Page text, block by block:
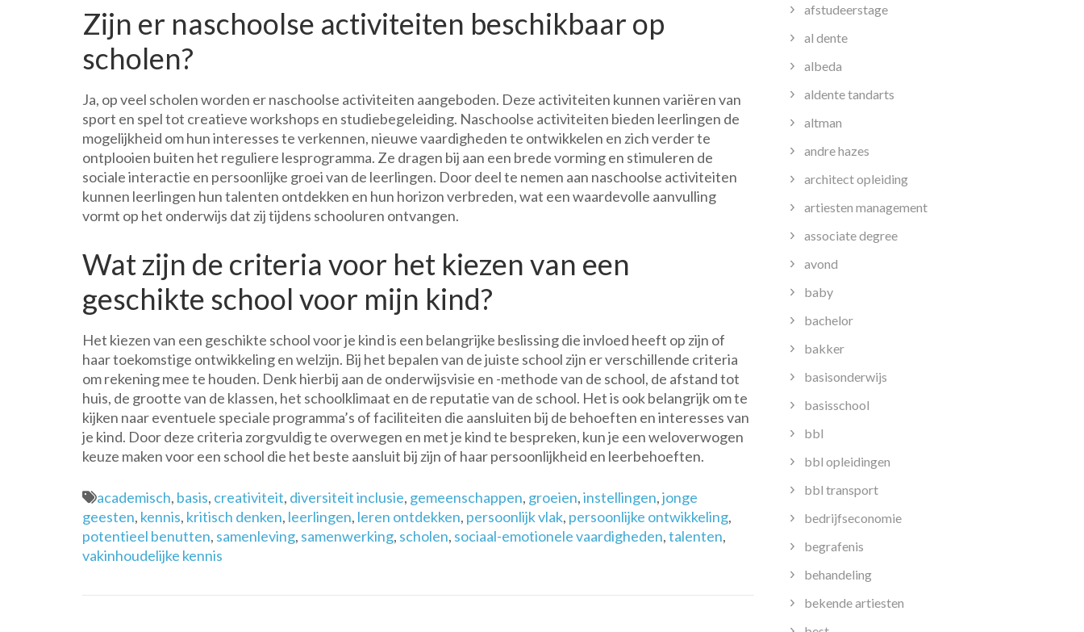
Zijn er naschoolse activiteiten beschikbaar op
scholen?
Ja, op veel scholen worden er naschoolse activiteiten aangeboden. Deze activiteiten kunnen variëren van
sport en spel tot creatieve workshops en studiebegeleiding. Naschoolse activiteiten bieden leerlingen de
mogelijkheid om hun interesses te verkennen, nieuwe vaardigheden te ontwikkelen en zich verder te
ontplooien buiten het reguliere lesprogramma. Ze dragen bij aan een brede vorming en stimuleren de
sociale interactie en persoonlijke groei van de leerlingen. Door deel te nemen aan naschoolse activiteiten
kunnen leerlingen hun talenten ontdekken en hun horizon verbreden, wat een waardevolle aanvulling
vormt op het onderwijs dat zij tijdens schooluren ontvangen.
Wat zijn de criteria voor het kiezen van een
geschikte school voor mijn kind?
Het kiezen van een geschikte school voor je kind is een belangrijke beslissing die invloed heeft op zijn of
haar toekomstige ontwikkeling en welzijn. Bij het bepalen van de juiste school zijn er verschillende criteria
om rekening mee te houden. Denk hierbij aan de onderwijsvisie en -methode van de school, de afstand tot
huis, de grootte van de klassen, het schoolklimaat en de reputatie van de school. Het is ook belangrijk om te
kijken naar eventuele speciale programma’s of faciliteiten die aansluiten bij de behoeften en interesses van
je kind. Door deze criteria zorgvuldig te overwegen en met je kind te bespreken, kun je een weloverwogen
keuze maken voor een school die het beste aansluit bij zijn of haar persoonlijkheid en leerbehoeften.
academisch, basis, creativiteit, diversiteit inclusie, gemeenschappen, groeien,instellingen,jonge
geesten, kennis, kritisch denken, leerlingen, leren ontdekken, persoonlijk vlak, persoonlijke ontwikkeling,
potentieel benutten, samenleving, samenwerking, scholen, sociaal-emotionele vaardigheden,talenten,
vakinhoudelijke kennis
afstudeerstage
al dente
albeda
aldente tandarts
altman
andre hazes
architect opleiding
artiesten management
associate degree
avond
baby
bachelor
bakker
basisonderwijs
basisschool
bbl
bbl opleidingen
bbl transport
bedrijfseconomie
begrafenis
behandeling
bekende artiesten